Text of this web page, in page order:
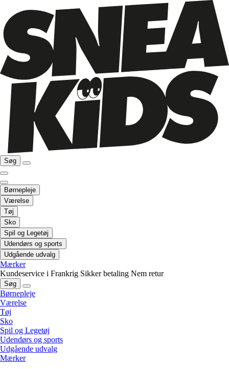
Søg
Børnepleje
Værelse
Tøj
Sko
Spil og Legetøj
Udendørs og sports
Udgående udvalg
Mærker
Kundeservice i Frankrig Sikker betaling Nem retur
Søg
Børnepleje
Værelse
Tøj
Sko
Spil og Legetøj
Udendørs og sports
Udgående udvalg
Mærker